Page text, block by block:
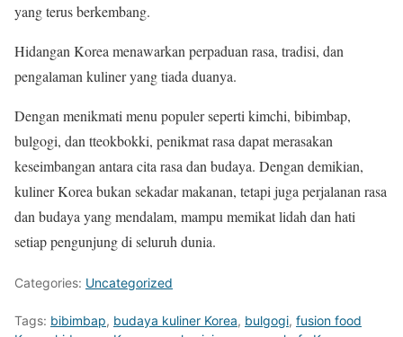
yang terus berkembang.
Hidangan Korea menawarkan perpaduan rasa, tradisi, dan
pengalaman kuliner yang tiada duanya.
Dengan menikmati menu populer seperti kimchi, bibimbap,
bulgogi, dan tteokbokki, penikmat rasa dapat merasakan
keseimbangan antara cita rasa dan budaya. Dengan demikian,
kuliner Korea bukan sekadar makanan, tetapi juga perjalanan rasa
dan budaya yang mendalam, mampu memikat lidah dan hati
setiap pengunjung di seluruh dunia.
Categories: Uncategorized
Tags: bibimbap, budaya kuliner Korea, bulgogi, fusion food